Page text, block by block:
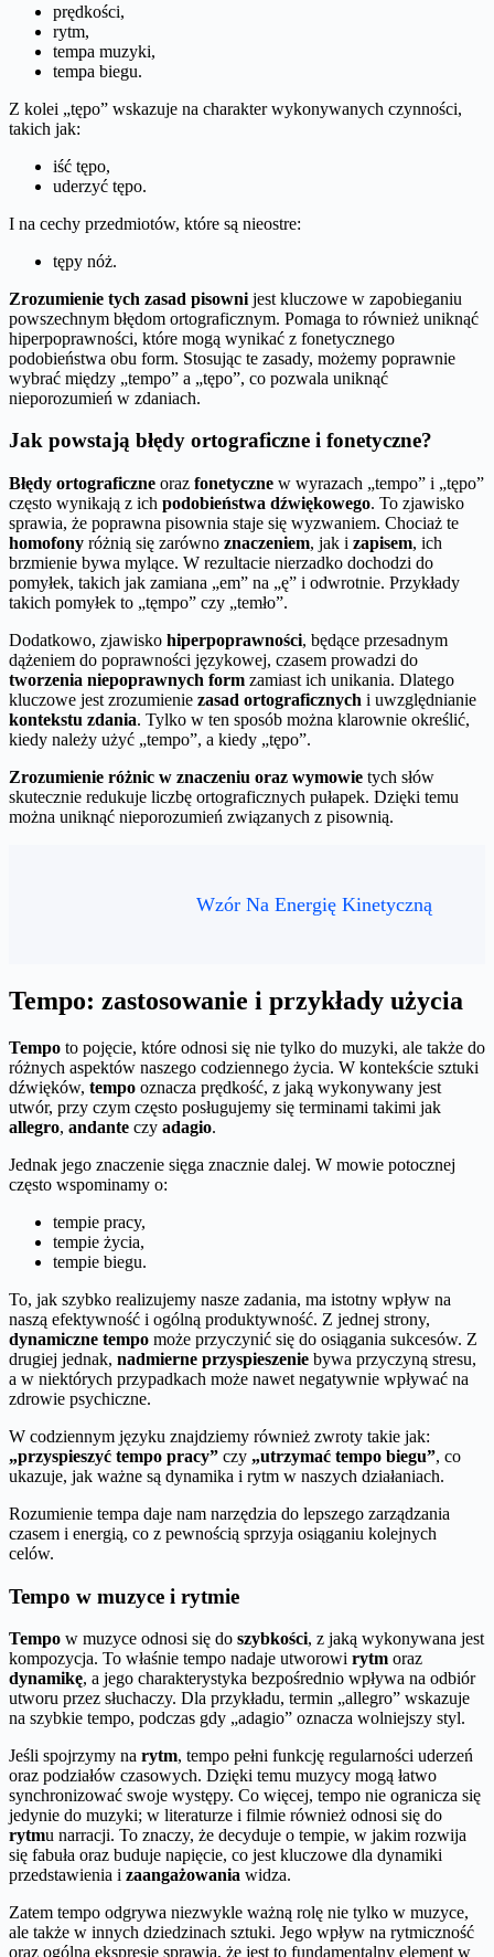
prędkości,
rytm,
tempa muzyki,
tempa biegu.
Z kolei „tępo” wskazuje na charakter wykonywanych czynności,
takich jak:
iść tępo,
uderzyć tępo.
I na cechy przedmiotów, które są nieostre:
tępy nóż.
Zrozumienie tych zasad pisowni jest kluczowe w zapobieganiu
powszechnym błędom ortograficznym. Pomaga to również uniknąć
hiperpoprawności, które mogą wynikać z fonetycznego
podobieństwa obu form. Stosując te zasady, możemy poprawnie
wybrać między „tempo” a „tępo”, co pozwala uniknąć
nieporozumień w zdaniach.
Jak powstają błędy ortograficzne i fonetyczne?
Błędy ortograficzne oraz fonetyczne w wyrazach „tempo” i „tępo”
często wynikają z ich podobieństwa dźwiękowego. To zjawisko
sprawia, że poprawna pisownia staje się wyzwaniem. Chociaż te
homofony różnią się zarówno znaczeniem, jak i zapisem, ich
brzmienie bywa mylące. W rezultacie nierzadko dochodzi do
pomyłek, takich jak zamiana „em” na „ę” i odwrotnie. Przykłady
takich pomyłek to „tęmpo” czy „temło”.
Dodatkowo, zjawisko hiperpoprawności, będące przesadnym
dążeniem do poprawności językowej, czasem prowadzi do
tworzenia niepoprawnych form zamiast ich unikania. Dlatego
kluczowe jest zrozumienie zasad ortograficznych i uwzględnianie
kontekstu zdania. Tylko w ten sposób można klarownie określić,
kiedy należy użyć „tempo”, a kiedy „tępo”.
Zrozumienie różnic w znaczeniu oraz wymowie tych słów
skutecznie redukuje liczbę ortograficznych pułapek. Dzięki temu
można uniknąć nieporozumień związanych z pisownią.
Wzór Na Energię Kinetyczną
Tempo: zastosowanie i przykłady użycia
Tempo to pojęcie, które odnosi się nie tylko do muzyki, ale także do
różnych aspektów naszego codziennego życia. W kontekście sztuki
dźwięków, tempo oznacza prędkość, z jaką wykonywany jest
utwór, przy czym często posługujemy się terminami takimi jak
allegro, andante czy adagio.
Jednak jego znaczenie sięga znacznie dalej. W mowie potocznej
często wspominamy o:
tempie pracy,
tempie życia,
tempie biegu.
To, jak szybko realizujemy nasze zadania, ma istotny wpływ na
naszą efektywność i ogólną produktywność. Z jednej strony,
dynamiczne tempo może przyczynić się do osiągania sukcesów. Z
drugiej jednak, nadmierne przyspieszenie bywa przyczyną stresu,
a w niektórych przypadkach może nawet negatywnie wpływać na
zdrowie psychiczne.
W codziennym języku znajdziemy również zwroty takie jak:
„przyspieszyć tempo pracy” czy „utrzymać tempo biegu”, co
ukazuje, jak ważne są dynamika i rytm w naszych działaniach.
Rozumienie tempa daje nam narzędzia do lepszego zarządzania
czasem i energią, co z pewnością sprzyja osiąganiu kolejnych
celów.
Tempo w muzyce i rytmie
Tempo w muzyce odnosi się do szybkości, z jaką wykonywana jest
kompozycja. To właśnie tempo nadaje utworowi rytm oraz
dynamikę, a jego charakterystyka bezpośrednio wpływa na odbiór
utworu przez słuchaczy. Dla przykładu, termin „allegro” wskazuje
na szybkie tempo, podczas gdy „adagio” oznacza wolniejszy styl.
Jeśli spojrzymy na rytm, tempo pełni funkcję regularności uderzeń
oraz podziałów czasowych. Dzięki temu muzycy mogą łatwo
synchronizować swoje występy. Co więcej, tempo nie ogranicza się
jedynie do muzyki; w literaturze i filmie również odnosi się do
rytmu narracji. To znaczy, że decyduje o tempie, w jakim rozwija
się fabuła oraz buduje napięcie, co jest kluczowe dla dynamiki
przedstawienia i zaangażowania widza.
Zatem tempo odgrywa niezwykle ważną rolę nie tylko w muzyce,
ale także w innych dziedzinach sztuki. Jego wpływ na rytmiczność
oraz ogólną ekspresję sprawia, że jest to fundamentalny element w